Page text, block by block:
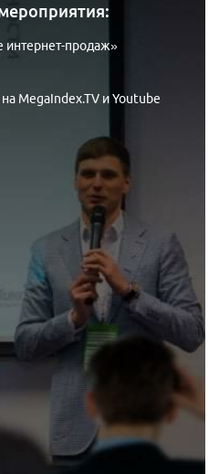
интернет-продаж»
MegaIndex.TV и Youtube